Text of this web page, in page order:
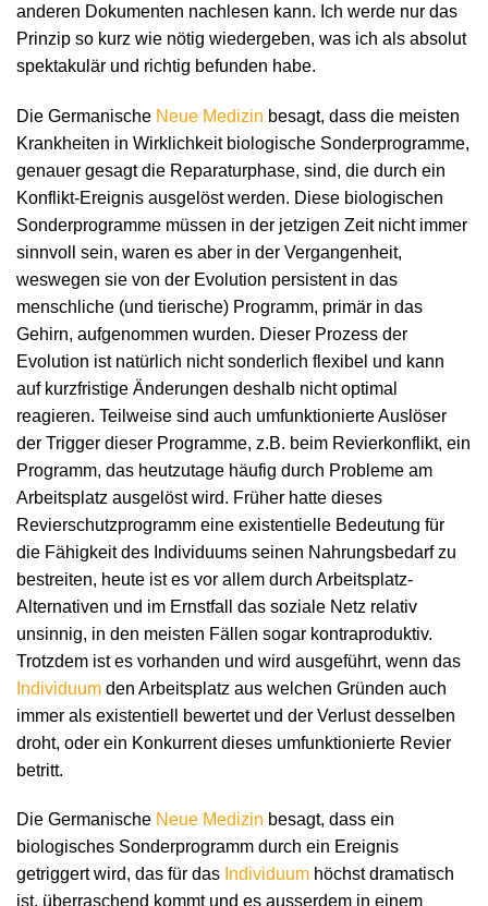
anderen Dokumenten nachlesen kann. Ich werde nur das
Prinzip so kurz wie nötig wiedergeben, was ich als absolut
spektakulär und richtig befunden habe.
Die Germanische Neue Medizin besagt, dass die meisten
Krankheiten in Wirklichkeit biologische Sonderprogramme,
genauer gesagt die Reparaturphase, sind, die durch ein
Konflikt-Ereignis ausgelöst werden. Diese biologischen
Sonderprogramme müssen in der jetzigen Zeit nicht immer
sinnvoll sein, waren es aber in der Vergangenheit,
weswegen sie von der Evolution persistent in das
menschliche (und tierische) Programm, primär in das
Gehirn, aufgenommen wurden. Dieser Prozess der
Evolution ist natürlich nicht sonderlich flexibel und kann
auf kurzfristige Änderungen deshalb nicht optimal
reagieren. Teilweise sind auch umfunktionierte Auslöser
der Trigger dieser Programme, z.B. beim Revierkonflikt, ein
Programm, das heutzutage häufig durch Probleme am
Arbeitsplatz ausgelöst wird. Früher hatte dieses
Revierschutzprogramm eine existentielle Bedeutung für
die Fähigkeit des Individuums seinen Nahrungsbedarf zu
bestreiten, heute ist es vor allem durch Arbeitsplatz-
Alternativen und im Ernstfall das soziale Netz relativ
unsinnig, in den meisten Fällen sogar kontraproduktiv.
Trotzdem ist es vorhanden und wird ausgeführt, wenn das
Individuum den Arbeitsplatz aus welchen Gründen auch
immer als existentiell bewertet und der Verlust desselben
droht, oder ein Konkurrent dieses umfunktionierte Revier
betritt.
Die Germanische Neue Medizin besagt, dass ein
biologisches Sonderprogramm durch ein Ereignis
getriggert wird, das für das Individuum höchst dramatisch
ist, überraschend kommt und es ausserdem in einem